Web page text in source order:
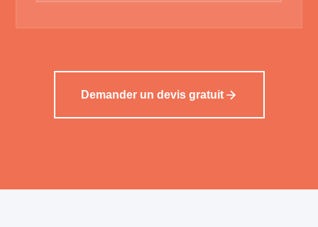
Demander un devis gratuit